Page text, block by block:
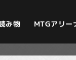
み物 MTGアリー